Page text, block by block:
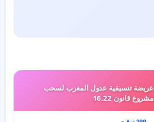
عريضة تنسيقية عدول المغرب لسحب
مشروع قانون 16.22